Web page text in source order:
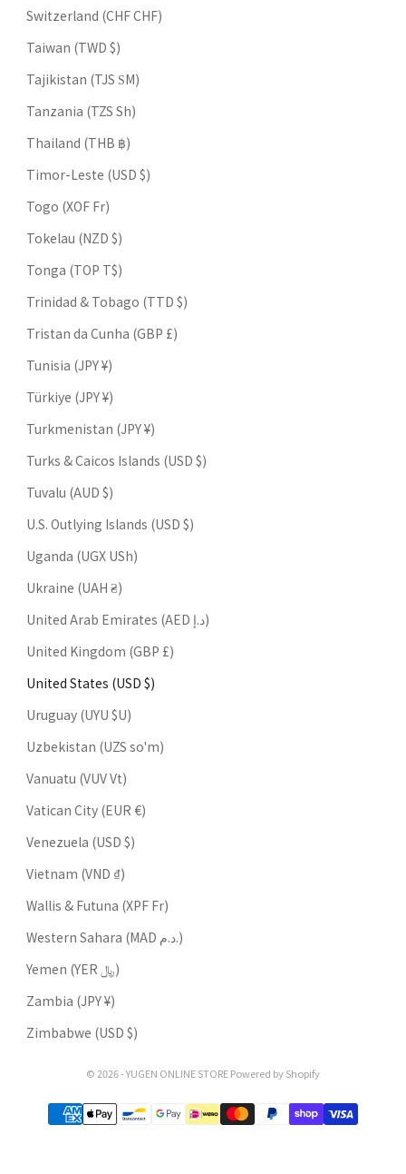
Switzerland (CHF CHF)
Taiwan (TWD $)
Tajikistan (TJS ЅМ)
Tanzania (TZS Sh)
Thailand (THB ฿)
Timor-Leste (USD $)
Togo (XOF Fr)
Tokelau (NZD $)
Tonga (TOP T$)
Trinidad & Tobago (TTD $)
Tristan da Cunha (GBP £)
Tunisia (JPY ¥)
Türkiye (JPY ¥)
Turkmenistan (JPY ¥)
Turks & Caicos Islands (USD $)
Tuvalu (AUD $)
U.S. Outlying Islands (USD $)
Uganda (UGX USh)
Ukraine (UAH ₴)
United Arab Emirates (AED د.إ)
United Kingdom (GBP £)
United States (USD $)
Uruguay (UYU $U)
Uzbekistan (UZS so'm)
Vanuatu (VUV Vt)
Vatican City (EUR €)
Venezuela (USD $)
Vietnam (VND ₫)
Wallis & Futuna (XPF Fr)
Western Sahara (MAD د.م.)
Yemen (YER ﷼)
Zambia (JPY ¥)
Zimbabwe (USD $)
© 2026 - YUGEN ONLINE STORE Powered by Shopify